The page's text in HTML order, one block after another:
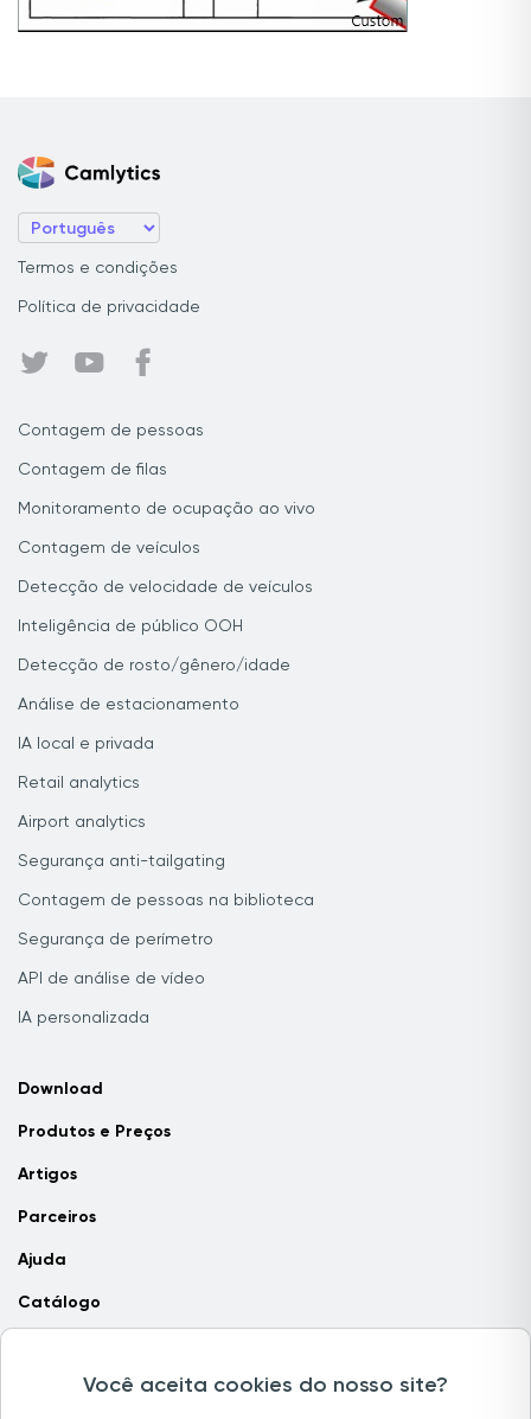
Termos e condições
Política de privacidade
Contagem de pessoas
Contagem de filas
Monitoramento de ocupação ao vivo
Contagem de veículos
Detecção de velocidade de veículos
Inteligência de público OOH
Detecção de rosto/gênero/idade
Análise de estacionamento
IA local e privada
Retail analytics
Airport analytics
Segurança anti-tailgating
Contagem de pessoas na biblioteca
Segurança de perímetro
API de análise de vídeo
IA personalizada
Download
Produtos e Preços
Artigos
Parceiros
Ajuda
Catálogo
Você aceita cookies do nosso site?